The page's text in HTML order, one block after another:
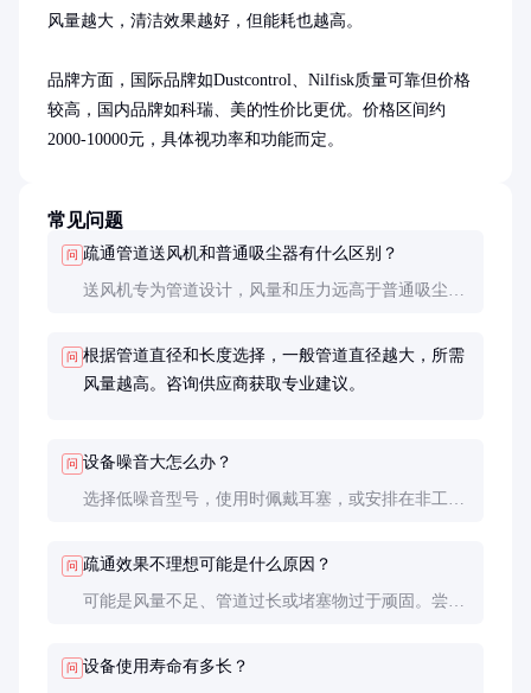
风量越大，清洁效果越好，但能耗也越高。
品牌方面，国际品牌如Dustcontrol、Nilfisk质量可靠但价格
较高，国内品牌如科瑞、美的性价比更优。价格区间约
2000-10000元，具体视功率和功能而定。
常见问题
问 疏通管道送风机和普通吸尘器有什么区别？
送风机专为管道设计，风量和压力远高于普通吸尘
问 根据管道直径和长度选择，一般管道直径越大，所需
风量越高。咨询供应商获取专业建议。
问 设备噪音大怎么办？
选择低噪音型号，使用时佩戴耳塞，或安排在非工作
问 疏通效果不理想可能是什么原因？
可能是风量不足、管道过长或堵塞物过于顽固。尝试
问 设备使用寿命有多长？